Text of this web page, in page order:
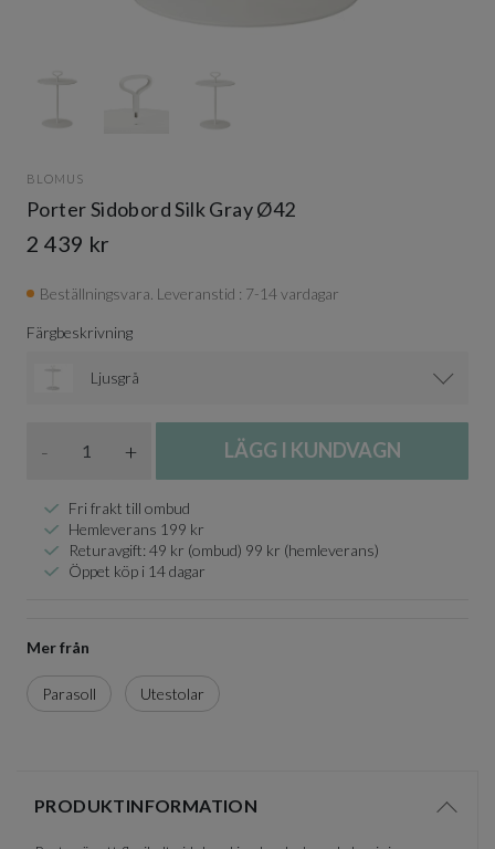
BLOMUS
Porter Sidobord Silk Gray Ø42
2 439 kr
Beställningsvara. Leveranstid : 7-14 vardagar
Färgbeskrivning
Ljusgrå
- + LÄGG I KUNDVAGN
Fri frakt till ombud
Hemleverans 199 kr
Returavgift: 49 kr (ombud) 99 kr (hemleverans)
Öppet köp i 14 dagar
Mer från
Parasoll Utestolar
PRODUKTINFORMATION
Visa/